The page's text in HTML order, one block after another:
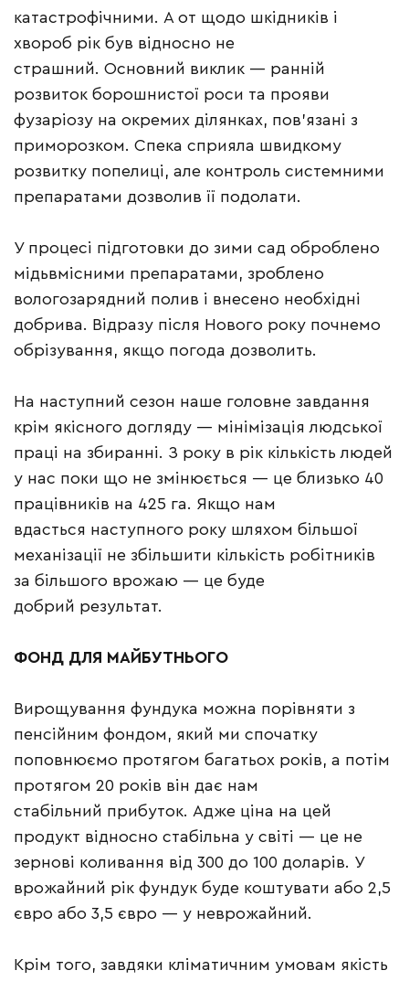
катастрофічними. А от щодо шкідників і
хвороб рік був відносно не
страшний. Основний виклик — ранній
розвиток борошнистої роси та прояви
фузаріозу на окремих ділянках, пов’язані з
приморозком. Спека сприяла швидкому
розвитку попелиці, але контроль системними
препаратами дозволив її подолати.
У процесі підготовки до зими сад оброблено
мідьвмісними препаратами, зроблено
вологозарядний полив і внесено необхідні
добрива. Відразу після Нового року почнемо
обрізування, якщо погода дозволить.
На наступний сезон наше головне завдання
крім якісного догляду — мінімізація людської
праці на збиранні. З року в рік кількість людей
у нас поки що не змінюється — це близько 40
працівників на 425 га. Якщо нам
вдасться наступного року шляхом більшої
механізації не збільшити кількість робітників
за більшого врожаю — це буде
добрий результат.
ФОНД ДЛЯ МАЙБУТНЬОГО
Вирощування фундука можна порівняти з
пенсійним фондом, який ми спочатку
поповнюємо протягом багатьох років, а потім
протягом 20 років він дає нам
стабільний прибуток. Адже ціна на цей
продукт відносно стабільна у світі — це не
зернові коливання від 300 до 100 доларів. У
врожайний рік фундук буде коштувати або 2,5
євро або 3,5 євро — у неврожайний.
Крім того, завдяки кліматичним умовам якість